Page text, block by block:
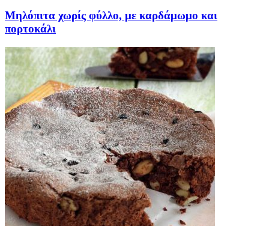
Μηλόπιτα χωρίς φύλλο, με καρδάμωμο και
πορτοκάλι